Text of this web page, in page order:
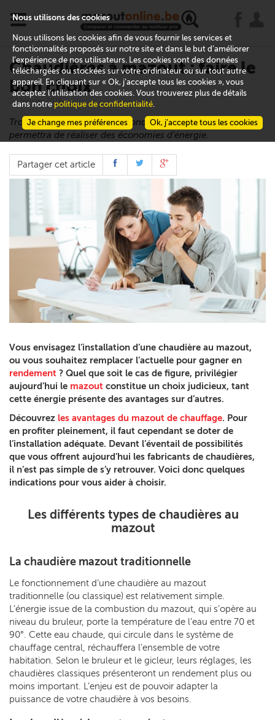
x
Chaudières à mazout : faire le
bon choix
24 février 2016
Trouvez la chaudière qui répondra à vos besoins et qui vous
permettra de réaliser des économies d’énergie.
Partager cet article
Vous envisagez l’installation d’une chaudière au mazout,
ou vous souhaitez remplacer l’actuelle pour gagner en
rendement ? Quel que soit le cas de figure, privilégier
aujourd’hui le mazout constitue un choix judicieux, tant
cette énergie présente des avantages sur d’autres.
Découvrez les avantages du mazout de chauffage. Pour
en profiter pleinement, il faut cependant se doter de
l’installation adéquate. Devant l’éventail de possibilités
que vous offrent aujourd’hui les fabricants de chaudières,
il n’est pas simple de s’y retrouver. Voici donc quelques
indications pour vous aider à choisir.
Les différents types de chaudières au
mazout
La chaudière mazout traditionnelle
Le fonctionnement d’une chaudière au mazout
traditionnelle (ou classique) est relativement simple.
L’énergie issue de la combustion du mazout, qui s’opère au
niveau du bruleur, porte la température de l’eau entre 70 et
90°. Cette eau chaude, qui circule dans le système de
chauffage central, réchauffera l’ensemble de votre
habitation. Selon le bruleur et le gicleur, leurs réglages, les
chaudières classiques présenteront un rendement plus ou
moins important. L’enjeu est de pouvoir adapter la
puissance de votre chaudière à vos besoins.
Nous utilisons des cookies
Nous utilisons les cookies afin de vous fournir les services et
fonctionnalités proposés sur notre site et dans le but d’améliorer
l’expérience de nos utilisateurs. Les cookies sont des données
téléchargées ou stockées sur votre ordinateur ou sur tout autre
appareil. En cliquant sur « Ok, j’accepte tous les cookies », vous
acceptez l’utilisation des cookies. Vous trouverez plus de détails
dans notre politique de confidentialité.
Ok, j’accepte tous les cookies
Je change mes préférences